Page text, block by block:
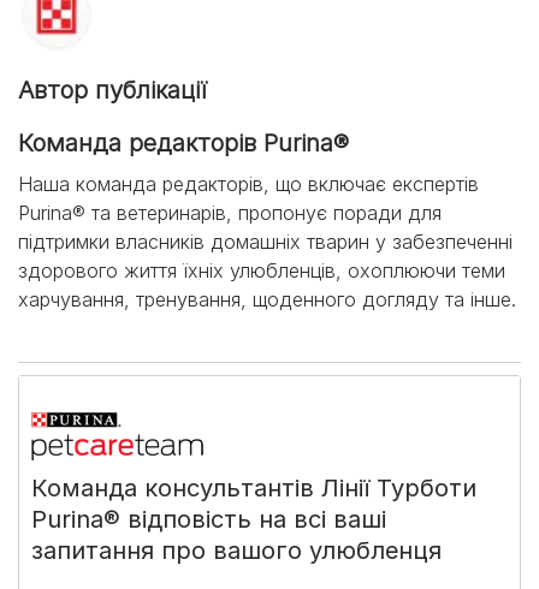
Автор публікації
Команда редакторів Purina®
Наша команда редакторів, що включає експертів
Purina® та ветеринарів, пропонує поради для
підтримки власників домашніх тварин у забезпеченні
здорового життя їхніх улюбленців, охоплюючи теми
харчування, тренування, щоденного догляду та інше.
Команда консультантів Лінії Турботи
Purina® відповість на всі ваші
запитання про вашого улюбленця